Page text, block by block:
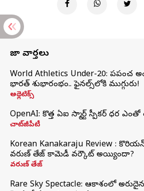
తాజా వార్తలు
World Athletics Under-20: ప్రపంచ
భారత్‌ శుభారంభం.. ఫైనల్స్‌లోకి ముగ్గురు!
అథ్లెటిక్స్
OpenAI: కొత్త ఏఐ స్మార్ట్ స్పీకర్ ధర
చాట్‌జీపీటీ
Korean Kanakaraju Review :
వరుణ్ తేజ్ కామెడీ వర్కౌట్ అయ్యిందా?
వరుణ్ తేజ్
Rare Sky Spectacle: ఆకాశంలో